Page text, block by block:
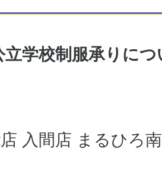
立学校制服承りにつ
入間店 まるひろ